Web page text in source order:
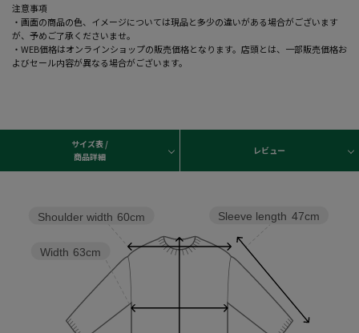
注意事項
・画面の商品の色、イメージについては現品と多少の違いがある場合がございます
が、予めご了承くださいませ。
・WEB価格はオンラインショップの販売価格となります。店頭とは、一部販売価格お
よびセール内容が異なる場合がございます。
サイズ表 /
商品詳細
レビュー
Sleeve length 47cm
Width 63cm
Shoulder width 60cm